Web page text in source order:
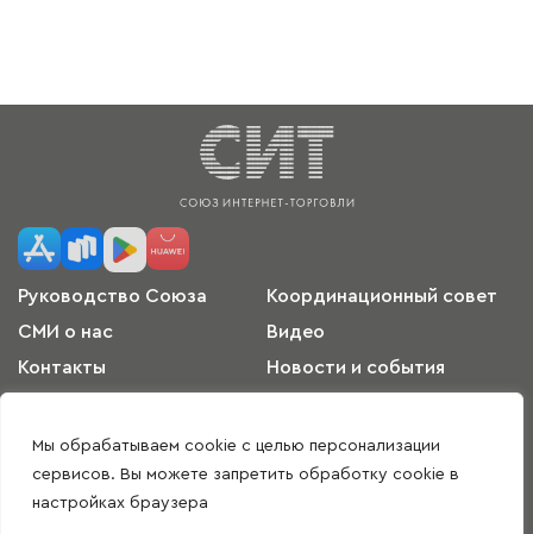
Мы обрабатываем cookie с целью персонализации
сервисов. Вы можете запретить обработку cookie в
настройках браузера
Руководство Союза
Координационный совет
СМИ о нас
Видео
Контакты
Новости и события
персональных данных
Политика
конфиденциальности